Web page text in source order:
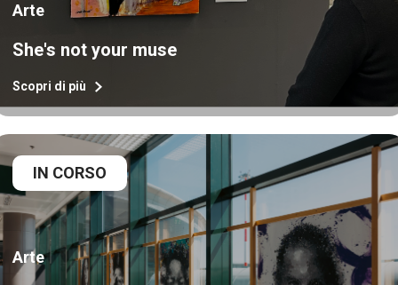
Arte
She's not your muse
Scopri di più
IN CORSO
Arte